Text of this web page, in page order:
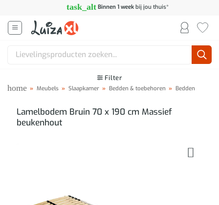
inhoud
task_alt Binnen 1 weekbij jou thuis*
Zoeken
Filter
home » Meubels » Slaapkamer » Bedden & toebehoren » Bedden
Lamelbodem Bruin 70 x 190 cm Massief
beukenhout